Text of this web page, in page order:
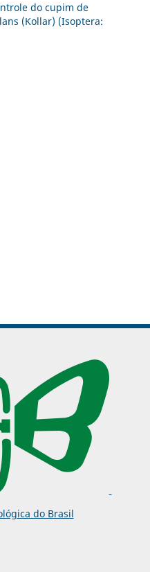
do cupim de
(Kollar) (Isoptera:
do Brasil